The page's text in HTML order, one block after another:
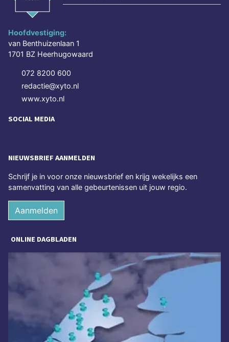
Hoofdvestiging:
van Benthuizenlaan 1
1701 BZ Heerhugowaard
072 8200 600
redactie@xyto.nl
www.xyto.nl
SOCIAL MEDIA
NIEUWSBRIEF AANMELDEN
Schrijf je in voor onze nieuwsbrief en krijg wekelijks een
samenvatting van alle gebeurtenissen uit jouw regio.
Aanmelden
ONLINE DAGBLADEN